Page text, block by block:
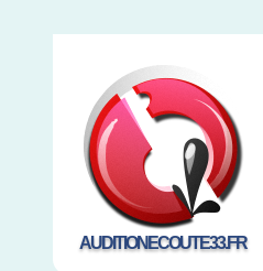
AUDITIONECOUTE33.FR